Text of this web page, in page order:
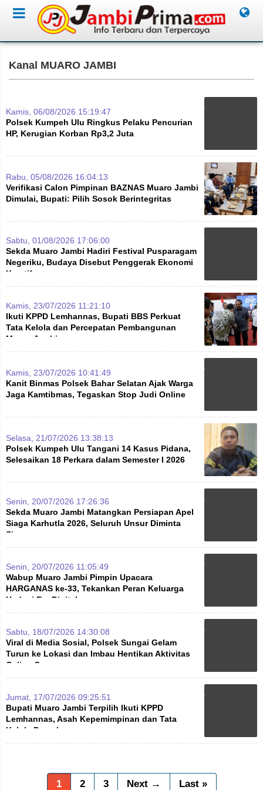
Kanal MUARO JAMBI
Kamis, 06/08/2026 15:19:47
Polsek Kumpeh Ulu Ringkus Pelaku Pencurian
HP, Kerugian Korban Rp3,2 Juta
Rabu, 05/08/2026 16:04:13
Verifikasi Calon Pimpinan BAZNAS Muaro Jambi
Dimulai, Bupati: Pilih Sosok Berintegritas
Sabtu, 01/08/2026 17:06:00
Sekda Muaro Jambi Hadiri Festival Pusparagam
Negeriku, Budaya Disebut Penggerak Ekonomi
Kreatif
Kamis, 23/07/2026 11:21:10
Ikuti KPPD Lemhannas, Bupati BBS Perkuat
Tata Kelola dan Percepatan Pembangunan
Muaro Jambi
Kamis, 23/07/2026 10:41:49
Kanit Binmas Polsek Bahar Selatan Ajak Warga
Jaga Kamtibmas, Tegaskan Stop Judi Online
Selasa, 21/07/2026 13:38:13
Polsek Kumpeh Ulu Tangani 14 Kasus Pidana,
Selesaikan 18 Perkara dalam Semester I 2026
Senin, 20/07/2026 17:26:36
Sekda Muaro Jambi Matangkan Persiapan Apel
Siaga Karhutla 2026, Seluruh Unsur Diminta
Siap
Senin, 20/07/2026 11:05:49
Wabup Muaro Jambi Pimpin Upacara
HARGANAS ke-33, Tekankan Peran Keluarga
Hadapi Era Digital
Sabtu, 18/07/2026 14:30:08
Viral di Media Sosial, Polsek Sungai Gelam
Turun ke Lokasi dan Imbau Hentikan Aktivitas
Galian C
Jumat, 17/07/2026 09:25:51
Bupati Muaro Jambi Terpilih Ikuti KPPD
Lemhannas, Asah Kepemimpinan dan Tata
Kelola Daerah
1 2 3 Next → Last »